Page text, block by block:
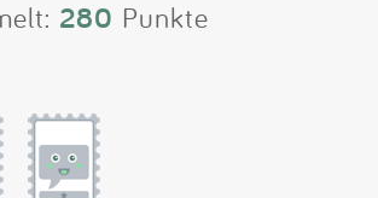
280 Punkte